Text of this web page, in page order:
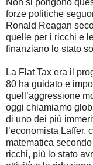
Non si pongono
forze politiche
Ronald Reagan
quelle per i ricchi e
finanziano lo stato
La Flat Tax era il
80 ha guidato e
quell’aggressione
oggi chiamiamo
di uno dei più
l’economista Laffer,
matematica
ricchi, più lo stato